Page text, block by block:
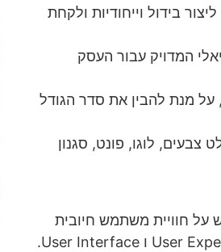
בידול וייחודיות ולקחת
המדויק עבור העסק
מנת להבין את סדר הגודל
לוגו, פונט, סגנון
על חוויית משתמש חיובית
ומניעה לפעולה בכל עמוד באתר. התחום הזה נקרא UI/UX כלומר User Experience ו User Interface.